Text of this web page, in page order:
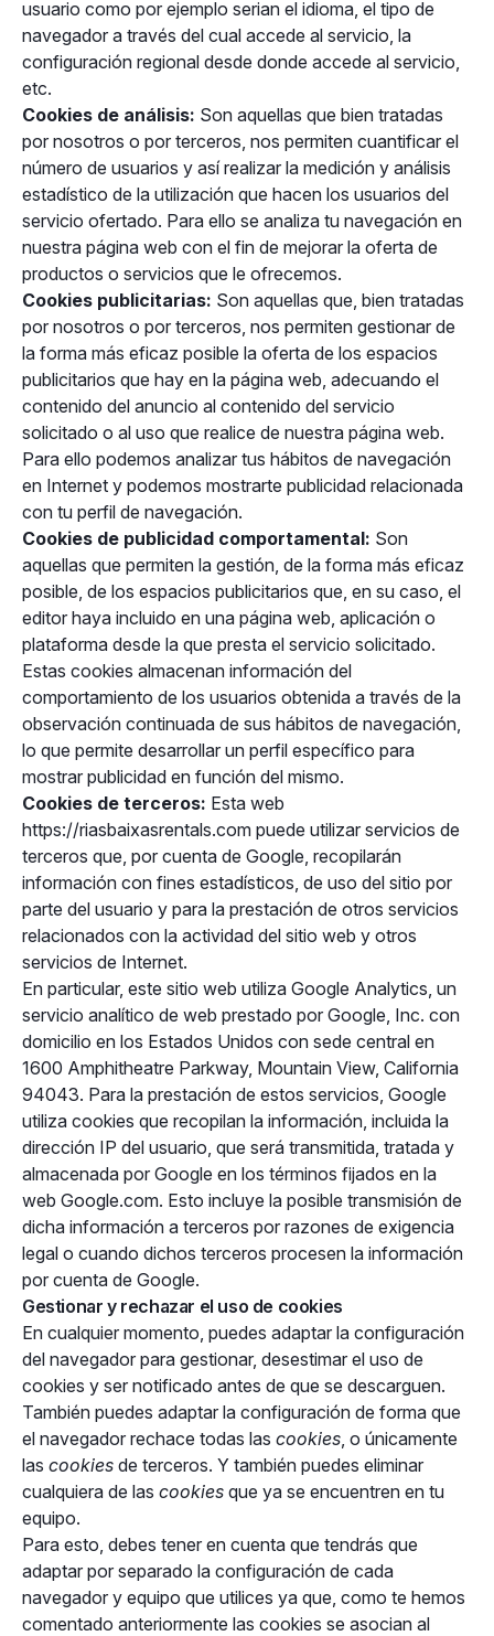
usuario como por ejemplo serian el idioma, el tipo de
navegador a través del cual accede al servicio, la
configuración regional desde donde accede al servicio,
etc.
Cookies de análisis: Son aquellas que bien tratadas
por nosotros o por terceros, nos permiten cuantificar el
número de usuarios y así realizar la medición y análisis
estadístico de la utilización que hacen los usuarios del
servicio ofertado. Para ello se analiza tu navegación en
nuestra página web con el fin de mejorar la oferta de
productos o servicios que le ofrecemos.
Cookies publicitarias: Son aquellas que, bien tratadas
por nosotros o por terceros, nos permiten gestionar de
la forma más eficaz posible la oferta de los espacios
publicitarios que hay en la página web, adecuando el
contenido del anuncio al contenido del servicio
solicitado o al uso que realice de nuestra página web.
Para ello podemos analizar tus hábitos de navegación
en Internet y podemos mostrarte publicidad relacionada
con tu perfil de navegación.
Cookies de publicidad comportamental: Son
aquellas que permiten la gestión, de la forma más eficaz
posible, de los espacios publicitarios que, en su caso, el
editor haya incluido en una página web, aplicación o
plataforma desde la que presta el servicio solicitado.
Estas cookies almacenan información del
comportamiento de los usuarios obtenida a través de la
observación continuada de sus hábitos de navegación,
lo que permite desarrollar un perfil específico para
mostrar publicidad en función del mismo.
Cookies de terceros: Esta web
https://riasbaixasrentals.com puede utilizar servicios de
terceros que, por cuenta de Google, recopilarán
información con fines estadísticos, de uso del sitio por
parte del usuario y para la prestación de otros servicios
relacionados con la actividad del sitio web y otros
servicios de Internet.
En particular, este sitio web utiliza Google Analytics, un
servicio analítico de web prestado por Google, Inc. con
domicilio en los Estados Unidos con sede central en
1600 Amphitheatre Parkway, Mountain View, California
94043. Para la prestación de estos servicios, Google
utiliza cookies que recopilan la información, incluida la
dirección IP del usuario, que será transmitida, tratada y
almacenada por Google en los términos fijados en la
web Google.com. Esto incluye la posible transmisión de
dicha información a terceros por razones de exigencia
legal o cuando dichos terceros procesen la información
por cuenta de Google.
Gestionar y rechazar el uso de cookies
En cualquier momento, puedes adaptar la configuración
del navegador para gestionar, desestimar el uso de
cookies y ser notificado antes de que se descarguen.
También puedes adaptar la configuración de forma que
el navegador rechace todas las cookies, o únicamente
las cookies de terceros. Y también puedes eliminar
cualquiera de las cookies que ya se encuentren en tu
equipo.
Para esto, debes tener en cuenta que tendrás que
adaptar por separado la configuración de cada
navegador y equipo que utilices ya que, como te hemos
comentado anteriormente las cookies se asocian al